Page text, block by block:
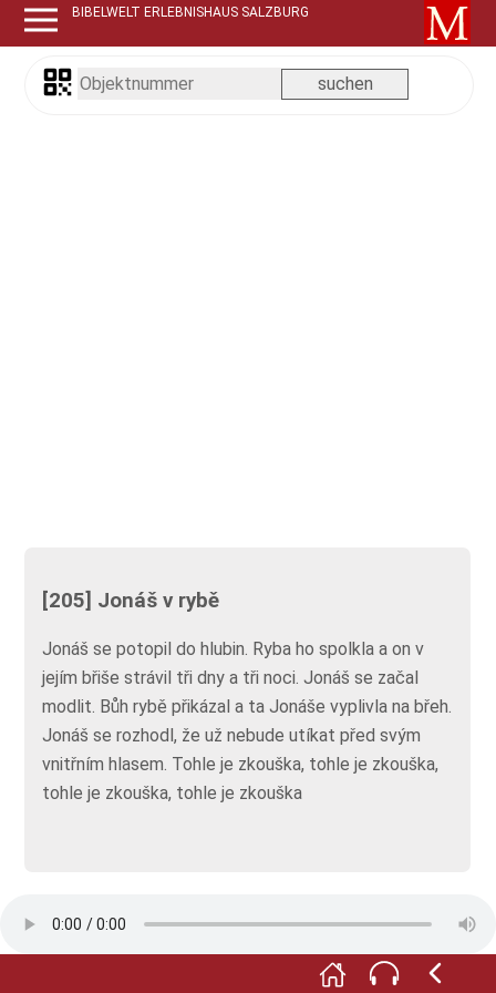
BIBELWELT ERLEBNISHAUS SALZBURG
[205] Jonáš v rybě
Jonáš se potopil do hlubin. Ryba ho spolkla a on v
jejím břiše strávil tři dny a tři noci. Jonáš se začal
modlit. Bůh rybě přikázal a ta Jonáše vyplivla na břeh.
Jonáš se rozhodl, že už nebude utíkat před svým
vnitřním hlasem. Tohle je zkouška, tohle je zkouška,
tohle je zkouška, tohle je zkouška